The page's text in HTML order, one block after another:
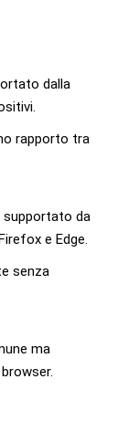
dalla
rapporto tra
supportato da
e Edge.
senza
ma